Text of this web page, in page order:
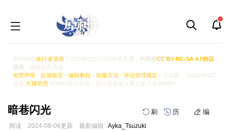
本WIKI由旅行者酒馆于2020年03月14日申请开通， 内容按CC BY-NC-SA 4.0协议
提供 ，编辑权限开放。
免责声明 • 反馈留言 • 编辑教程 • 收藏方法 • 评论管理规定 • 交流群：1018709157
感谢 大猫雷恩 对WIKI设计支持，期待更多能人异士加入原神WIKI。
暗巷闪光 刷 历 编
阅读 2024-08-06更新 最新编辑: Ayka_Tsuzuki